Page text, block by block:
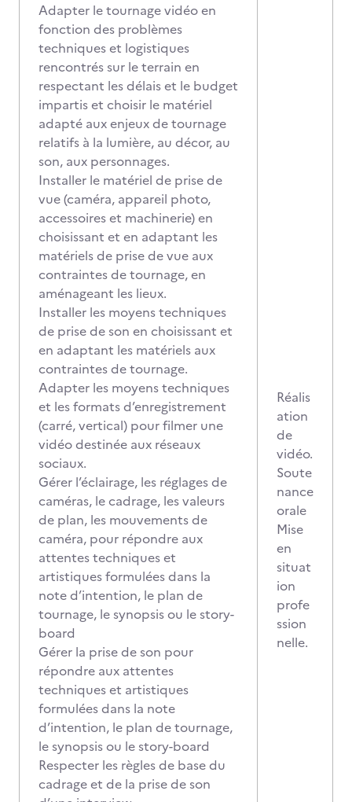
Adapter le tournage vidéo en
fonction des problèmes
techniques et logistiques
rencontrés sur le terrain en
respectant les délais et le budget
impartis et choisir le matériel
adapté aux enjeux de tournage
relatifs à la lumière, au décor, au
son, aux personnages.
Installer le matériel de prise de
vue (caméra, appareil photo,
accessoires et machinerie) en
choisissant et en adaptant les
matériels de prise de vue aux
contraintes de tournage, en
aménageant les lieux.
Installer les moyens techniques
de prise de son en choisissant et
en adaptant les matériels aux
contraintes de tournage.
Adapter les moyens techniques
et les formats d’enregistrement
(carré, vertical) pour filmer une
vidéo destinée aux réseaux
sociaux.
Gérer l’éclairage, les réglages de
caméras, le cadrage, les valeurs
de plan, les mouvements de
caméra, pour répondre aux
attentes techniques et
artistiques formulées dans la
note d’intention, le plan de
tournage, le synopsis ou le story-
board
Gérer la prise de son pour
répondre aux attentes
techniques et artistiques
formulées dans la note
d’intention, le plan de tournage,
le synopsis ou le story-board
Respecter les règles de base du
cadrage et de la prise de son
Réalis
ation
de
vidéo.
Soute
nance
orale
Mise
en
situat
ion
profe
ssion
nelle.